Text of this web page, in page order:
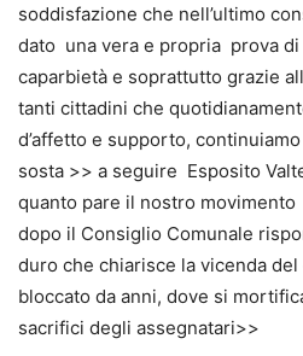
soddisfazione che nell’ultimo
dato una vera e propria prova
caparbietà e soprattutto grazie
tanti cittadini che
d’affetto e supporto,
sosta >> a seguire Esposito
quanto pare il nostro
dopo il Consiglio Comunale
duro che chiarisce la vicenda del
bloccato da anni, dove si
sacrifici degli assegnatari>>